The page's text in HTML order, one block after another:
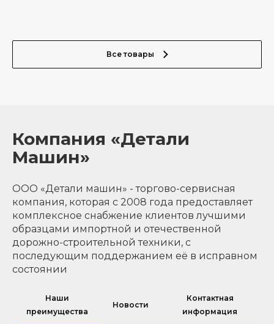
Все товары
Компания «Детали
Машин»
ООО «Детали машин» - торгово-сервисная
компания, которая с 2008 года предоставляет
комплексное снабжение клиентов лучшими
образцами импортной и отечественной
дорожно-строительной техники, с
последующим поддержанием её в исправном
состоянии
Наши
преимущества
Новости
Контактная
информация